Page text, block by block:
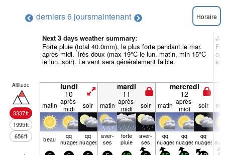
derniers 6 joursmaintenant Horaire
Next 3 days weather summary:
Forte pluie (total 40.0mm), la plus forte pendant le mar.
après-midi. Très doux (max 19°C le lun. matin, min 15°C
le lun. soir). Le vent sera généralement faible.
Altitude
3337ft
1995ft
656ft
lundi
10
mardi
11
mercredi
12
matin après-
midi
soir matin après-
midi
soir matin après-
midi
soir
beau qq
nuages
qq
nuages
aver­
ses
forte
pluie
aver­
ses
qq
nuages
qq
nuages
qq
nuages